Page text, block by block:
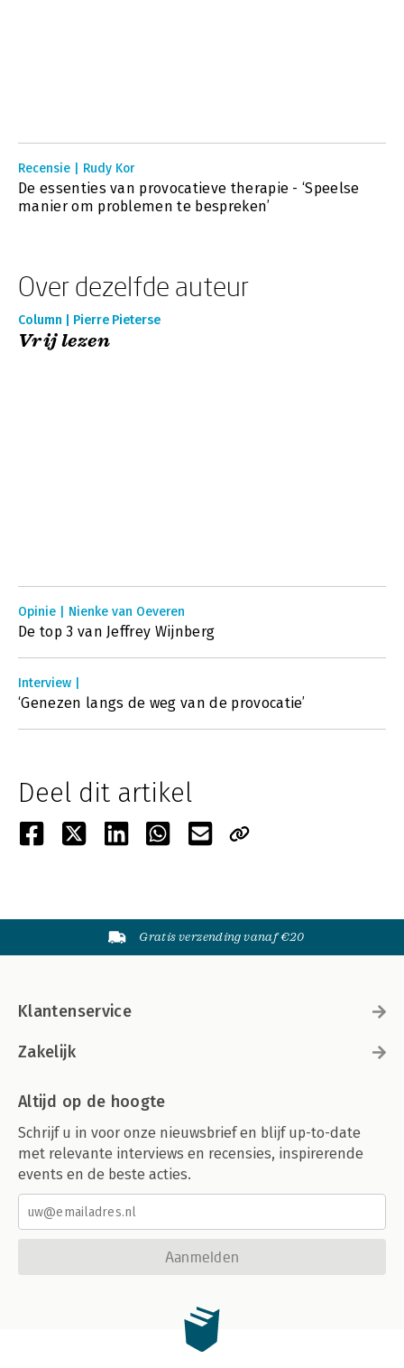
Recensie | Rudy Kor
De essenties van provocatieve therapie - ‘Speelse
manier om problemen te bespreken’
Over dezelfde auteur
Column | Pierre Pieterse
Vrij lezen
Opinie | Nienke van Oeveren
De top 3 van Jeffrey Wijnberg
Interview |
‘Genezen langs de weg van de provocatie’
Deel dit artikel
Gratis verzending vanaf €20
Klantenservice
Zakelijk
Altijd op de hoogte
Schrijf u in voor onze nieuwsbrief en blijf up-to-date
met relevante interviews en recensies, inspirerende
events en de beste acties.
Aanmelden